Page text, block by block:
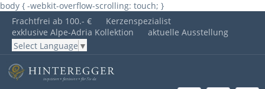
body { -webkit-overflow-scrolling: touch; }
Frachtfrei ab 100.- €
Kerzenspezialist
exklusive Alpe-Adria Kollektion
aktuelle Ausstellung
Select Language ▼